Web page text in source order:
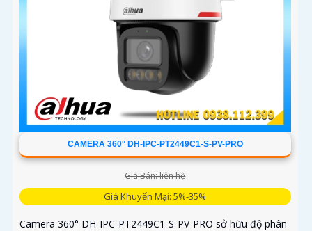
CAMERA 360° DH-IPC-PT2449C1-S-PV-PRO
Giá Bán: liên hệ
Giá Khuyến Mại: 5%-35%
Camera 360° DH-IPC-PT2449C1-S-PV-PRO sở hữu độ phân